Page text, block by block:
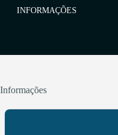
INFORMAÇÕES
Informações